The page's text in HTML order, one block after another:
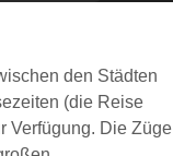
den Städten
(die Reise
Verfügung. Die Züge